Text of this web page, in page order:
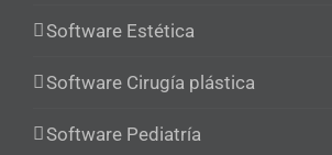
Software Estética
Software Cirugía plástica
Software Pediatría